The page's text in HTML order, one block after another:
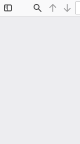
Find Previous
Next